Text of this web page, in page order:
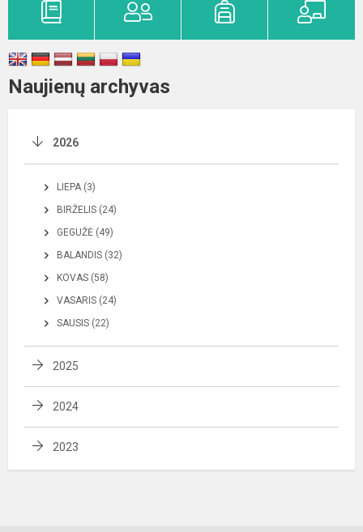
Naujienų archyvas
2026
LIEPA (3)
BIRŽELIS (24)
GEGUŽĖ (49)
BALANDIS (32)
KOVAS (58)
VASARIS (24)
SAUSIS (22)
2025
2024
2023